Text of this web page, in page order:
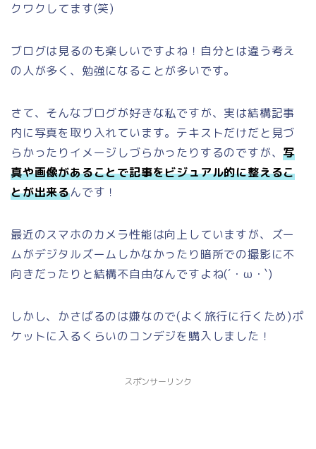
クワクしてます(笑)
ブログは見るのも楽しいですよね！自分とは違う考え
の人が多く、勉強になることが多いです。
さて、そんなブログが好きな私ですが、実は結構記事
内に写真を取り入れています。テキストだけだと見づ
らかったりイメージしづらかったりするのですが、写
真や画像があることで記事をビジュアル的に整えるこ
とが出来るんです！
最近のスマホのカメラ性能は向上していますが、ズー
ムがデジタルズームしかなかったり暗所での撮影に不
向きだったりと結構不自由なんですよね(´・ω・`)
しかし、かさばるのは嫌なので(よく旅行に行くため)ポ
ケットに入るくらいのコンデジを購入しました！
スポンサーリンク